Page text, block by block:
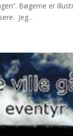
Bøgerne er
Jeg...